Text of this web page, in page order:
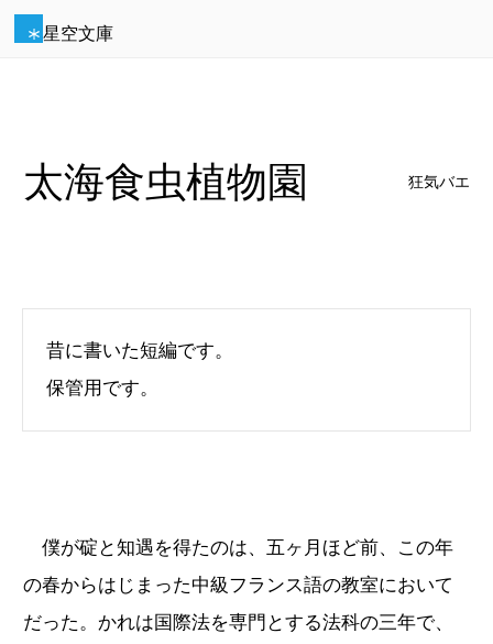
星空文庫
太海食虫植物園 狂気バエ
昔に書いた短編です。
保管用です。
僕が碇と知遇を得たのは、五ヶ月ほど前、この年
の春からはじまった中級フランス語の教室において
だった。かれは国際法を専門とする法科の三年で、